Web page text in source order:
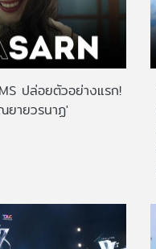
ปล่อยตัวอย่างแรก!
ายวรนาฏ'